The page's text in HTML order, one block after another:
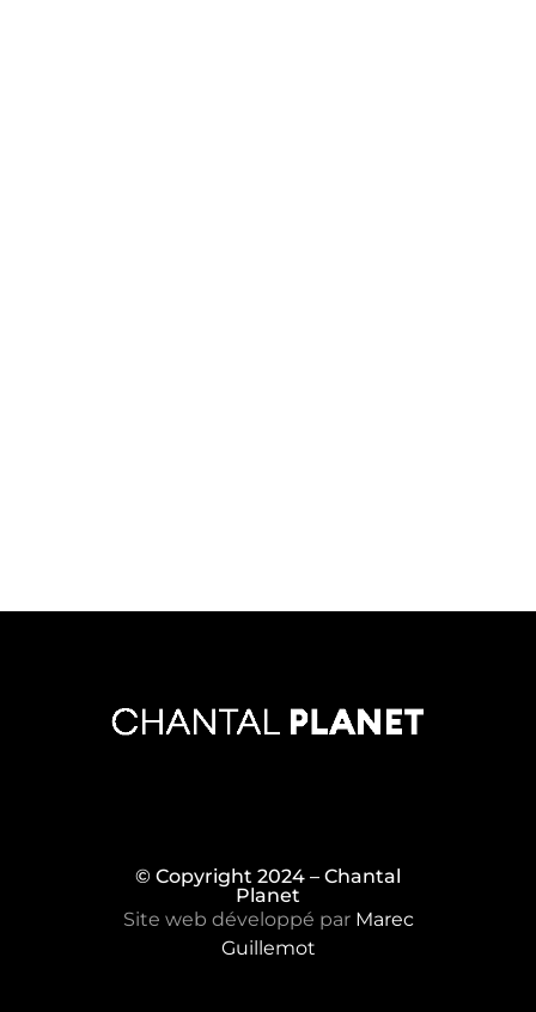
© Copyright 2024 – Chantal
Planet
Site web développé par Marec
Guillemot